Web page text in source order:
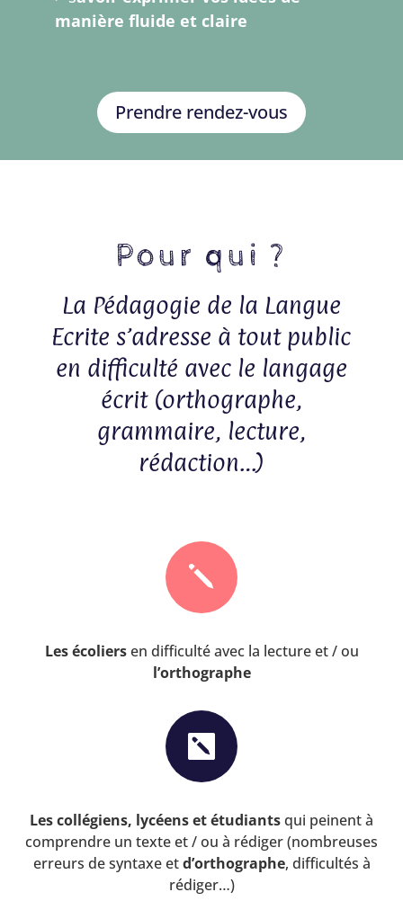
manière fluide et claire
Prendre rendez-vous
Pour qui ?
La Pédagogie de la Langue
Ecrite s’adresse à tout public
en difficulté avec le langage
écrit (orthographe,
grammaire, lecture,
rédaction…)
j
Les écoliersen difficulté avec la lecture et / ou
l’orthographe

Les collégiens, lycéens et étudiantsqui peinent à
comprendre un texte et / ou à rédiger (nombreuses
erreurs de syntaxe etd’orthographe, difficultés à
rédiger…)